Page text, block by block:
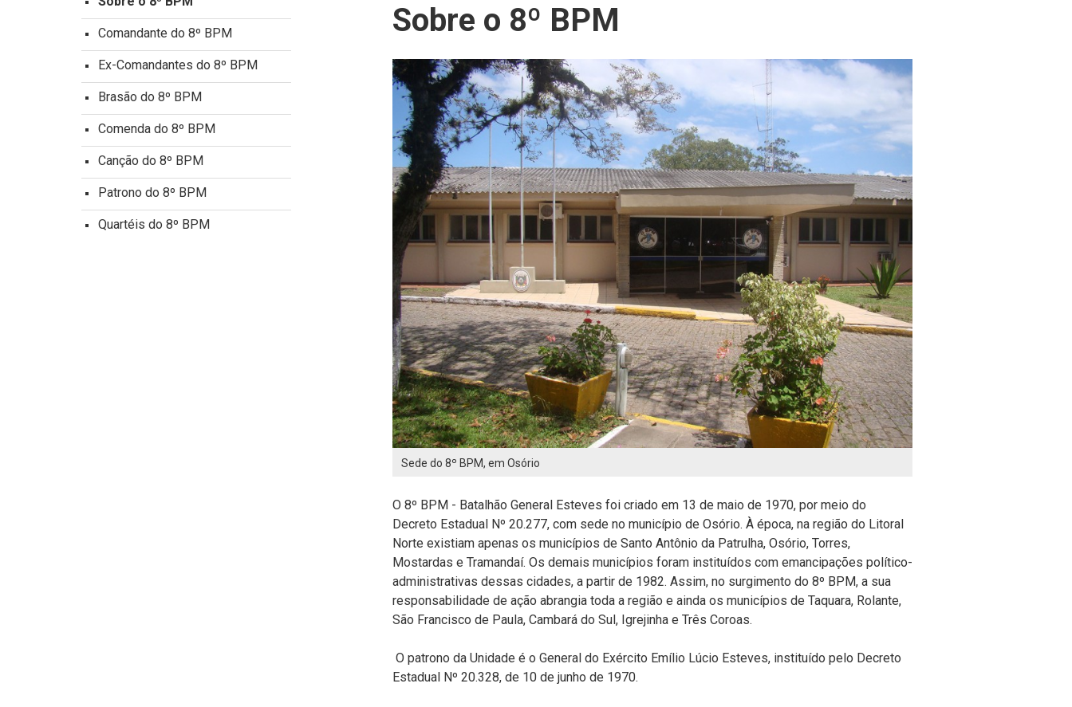
Sobre o 8º BPM
Sede do 8º BPM, em Osório
O 8º BPM - Batalhão General Esteves foi criado em 13 de maio de 1970, por meio do
Decreto Estadual Nº 20.277, com sede no município de Osório. À época, na região do Litoral
Norte existiam apenas os municípios de Santo Antônio da Patrulha, Osório, Torres,
Mostardas e Tramandaí. Os demais municípios foram instituídos com emancipações político-
administrativas dessas cidades, a partir de 1982. Assim, no surgimento do 8º BPM, a sua
responsabilidade de ação abrangia toda a região e ainda os municípios de Taquara, Rolante,
São Francisco de Paula, Cambará do Sul, Igrejinha e Três Coroas.
O patrono da Unidade é o General do Exército Emílio Lúcio Esteves, instituído pelo Decreto
Estadual Nº 20.328, de 10 de junho de 1970.
Comandante do 8º BPM
Ex-Comandantes do 8º BPM
Brasão do 8º BPM
Comenda do 8º BPM
Canção do 8º BPM
Patrono do 8º BPM
Quartéis do 8º BPM